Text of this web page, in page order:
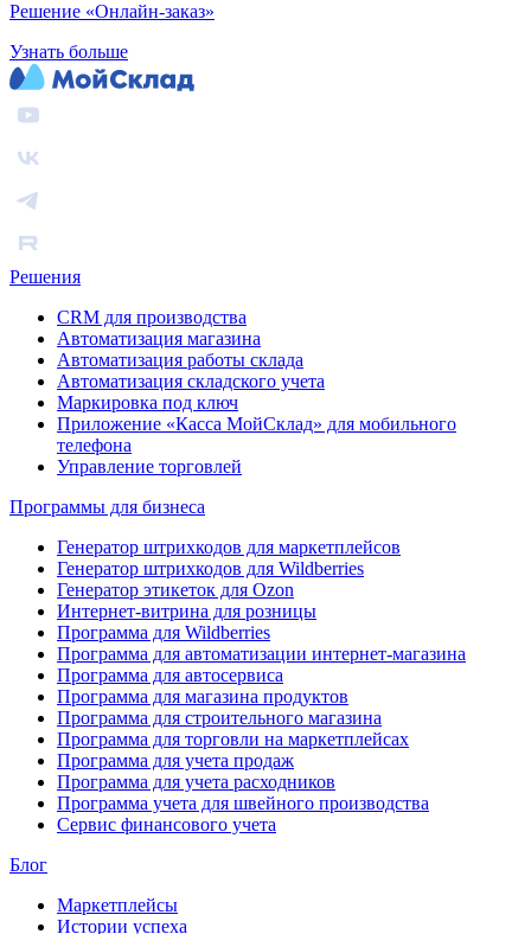
Решение «Онлайн-заказ»
Узнать больше
Решения
CRM для производства
Автоматизация магазина
Автоматизация работы склада
Автоматизация складского учета
Маркировка под ключ
Приложение «Касса МойСклад» для мобильного
телефона
Управление торговлей
Программы для бизнеса
Генератор штрихкодов для маркетплейсов
Генератор штрихкодов для Wildberries
Генератор этикеток для Ozon
Интернет-витрина для розницы
Программа для Wildberries
Программа для автоматизации интернет-магазина
Программа для автосервиса
Программа для магазина продуктов
Программа для строительного магазина
Программа для торговли на маркетплейсах
Программа для учета продаж
Программа для учета расходников
Программа учета для швейного производства
Сервис финансового учета
Блог
Маркетплейсы
Истории успеха